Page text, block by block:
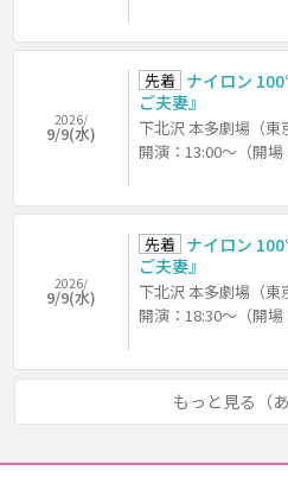
2026/
9/9(水)
先着 ナイロン
ご夫妻』
下北沢 本多劇場（東
開演：13:00～（開場
2026/
9/9(水)
先着 ナイロン
ご夫妻』
下北沢 本多劇場（東
開演：18:30～（開場
もっと見る（あ